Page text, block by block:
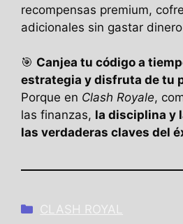
recompensas premium,
adicionales sin gastar
🎯 Canjea tu código a
estrategia y disfruta de tu
Porque en Clash Royale,
las finanzas, la disciplina y
las verdaderas claves del
Categories
CLASH ROYAL